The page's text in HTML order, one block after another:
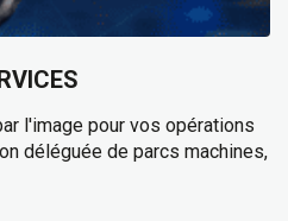
l'image pour vos opérations
déléguée de parcs machines,